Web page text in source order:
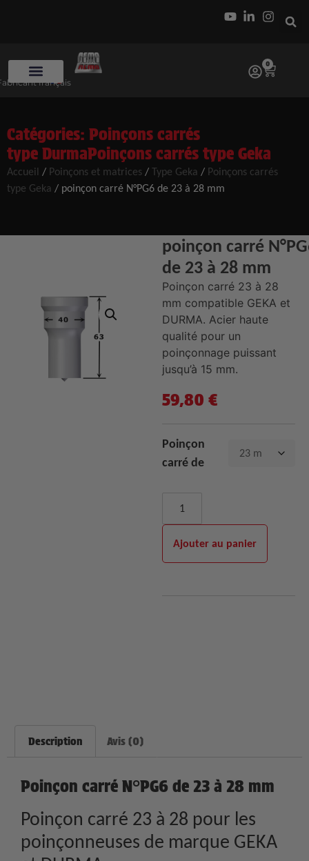
français
0
Catégories: Poinçons carrés
type DurmaPoinçons carrés type Geka
Accueil / Poinçons et matrices / Type Geka / Poinçons carrés
type Geka / poinçon carré N°PG6 de 23 à 28 mm
poinçon carré
de 23 à 28 mm
Poinçon carré 23 à 28
mm compatible GEKA et
DURMA. Acier haute
qualité pour un
poinçonnage puissant
jusqu’à 15 mm.
59,80 €
Poinçon
carré de
Ajouter au panier
Description Avis (0)
Poinçon carré N°PG6 de 23 à 28 mm
Poinçon carré 23 à 28 pour les
poinçonneuses de marque GEKA